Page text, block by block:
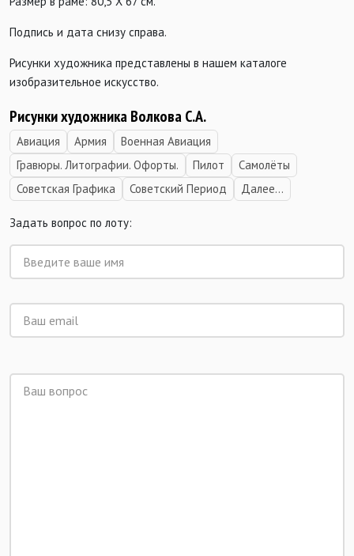
Подпись и дата снизу справа.
Рисунки художника представлены в нашем каталоге
изобразительное искусство.
Рисунки художника Волкова С.А.
Авиация Армия
Военная Авиация
Гравюры. Литографии. Офорты.
Пилот
Самолёты
Советская Графика
Советский Период Далее...
Задать вопрос по лоту: